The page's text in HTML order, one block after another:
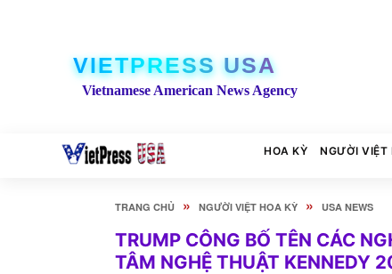
VIETPRESS USA
Vietnamese American News Agency
HOA KỲ NGƯỜI VIỆT
TRANG CHỦ » NGƯỜI VIỆT HOA KỲ » USA NEWS
TRUMP CÔNG BỐ TÊN CÁC
TÂM NGHỆ THUẬT KENNEDY